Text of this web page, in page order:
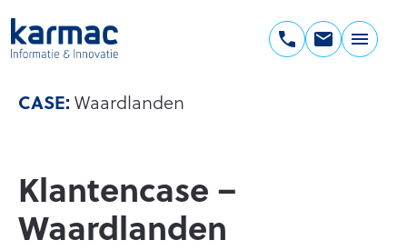
naar
de
Informatie
&CASE: Waardlanden
Klantencase –
Waardlanden